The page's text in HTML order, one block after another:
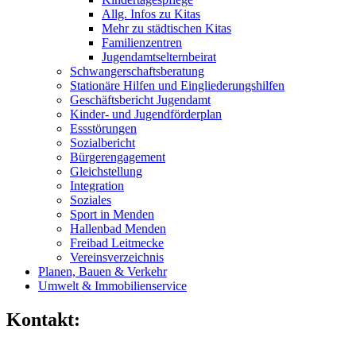
Allg. Infos zu Kitas
Mehr zu städtischen Kitas
Familienzentren
Jugendamtselternbeirat
Schwangerschaftsberatung
Stationäre Hilfen und Eingliederungshilfen
Geschäftsbericht Jugendamt
Kinder- und Jugendförderplan
Essstörungen
Sozialbericht
Bürgerengagement
Gleichstellung
Integration
Soziales
Sport in Menden
Hallenbad Menden
Freibad Leitmecke
Vereinsverzeichnis
Planen, Bauen & Verkehr
Umwelt & Immobilienservice
Kontakt: